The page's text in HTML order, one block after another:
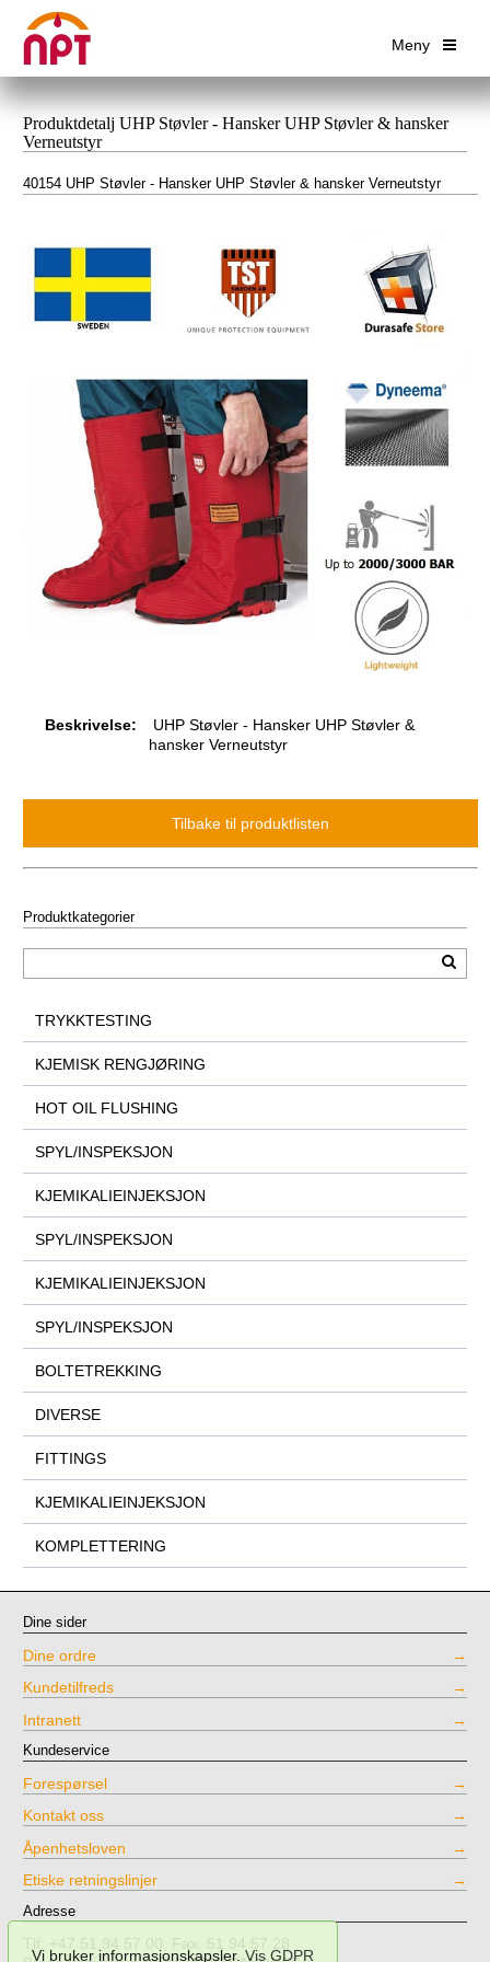
Vi bruker informasjonskapsler.Vis GDPR
Meny
Produktdetalj UHP Støvler - Hansker UHP Støvler & hansker
Verneutstyr
40154 UHP Støvler - Hansker UHP Støvler & hansker Verneutstyr
Beskrivelse:
UHP Støvler - Hansker UHP Støvler &
hansker Verneutstyr
Produktkategorier
TRYKKTESTING
KJEMISK RENGJØRING
HOT OIL FLUSHING
SPYL/INSPEKSJON
KJEMIKALIEINJEKSJON
SPYL/INSPEKSJON
KJEMIKALIEINJEKSJON
SPYL/INSPEKSJON
BOLTETREKKING
DIVERSE
FITTINGS
KJEMIKALIEINJEKSJON
KOMPLETTERING
Dine sider
Dine ordre
Kundetilfreds
Intranett
Kundeservice
Forespørsel
Kontakt oss
Åpenhetsloven
Etiske retningslinjer
Adresse
Tlf: +47 51 94 57 00, Fax. 51 94 57 28